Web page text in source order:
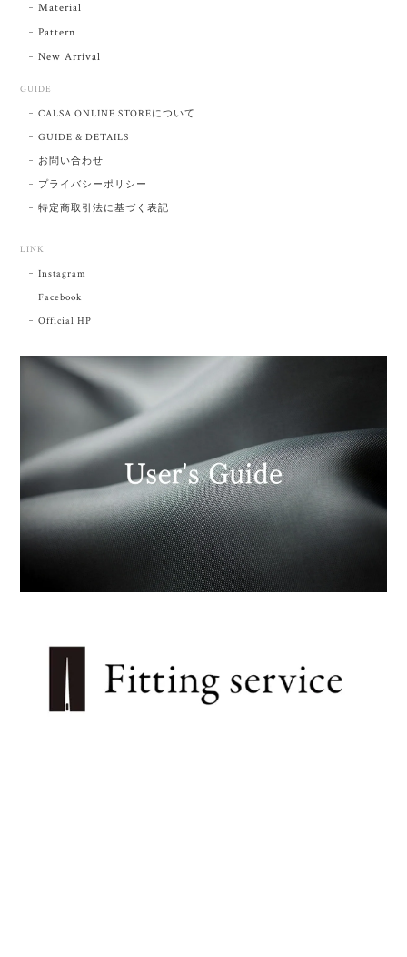
Material
Pattern
New Arrival
GUIDE
CALSA ONLINE STOREについて
GUIDE & DETAILS
お問い合わせ
プライバシーポリシー
特定商取引法に基づく表記
LINK
Instagram
Facebook
Official HP